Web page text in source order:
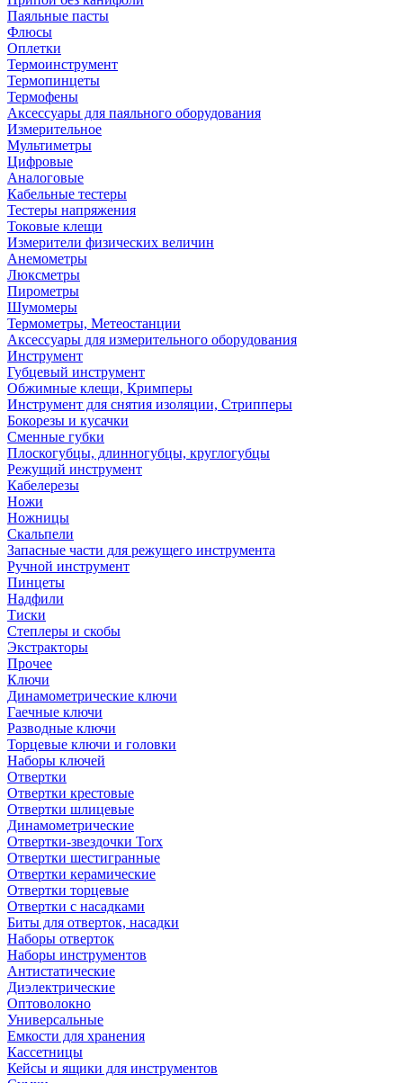
Паяльные пасты
Флюсы
Оплетки
Термоинструмент
Термопинцеты
Термофены
Аксессуары для паяльного оборудования
Измерительное
Мультиметры
Цифровые
Аналоговые
Кабельные тестеры
Тестеры напряжения
Токовые клещи
Измерители физических величин
Анемометры
Люксметры
Пирометры
Шумомеры
Термометры, Метеостанции
Аксессуары для измерительного оборудования
Инструмент
Губцевый инструмент
Обжимные клещи, Кримперы
Инструмент для снятия изоляции, Стрипперы
Бокорезы и кусачки
Сменные губки
Плоскогубцы, длинногубцы, круглогубцы
Режущий инструмент
Кабелерезы
Ножи
Ножницы
Скальпели
Запасные части для режущего инструмента
Ручной инструмент
Пинцеты
Надфили
Тиски
Степлеры и скобы
Экстракторы
Прочее
Ключи
Динамометрические ключи
Гаечные ключи
Разводные ключи
Торцевые ключи и головки
Наборы ключей
Отвертки
Отвертки крестовые
Отвертки шлицевые
Динамометрические
Отвертки-звездочки Torx
Отвертки шестигранные
Отвертки керамические
Отвертки торцевые
Отвертки с насадками
Биты для отверток, насадки
Наборы отверток
Наборы инструментов
Антистатические
Диэлектрические
Оптоволокно
Универсальные
Емкости для хранения
Кассетницы
Кейсы и ящики для инструментов